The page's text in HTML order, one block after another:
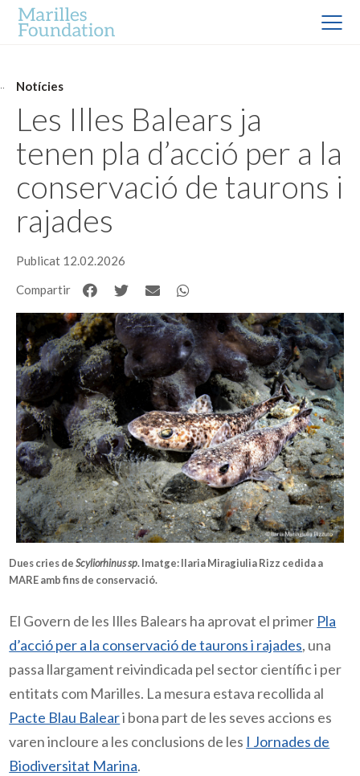
Notícies
Les Illes Balears ja
tenen pla d’acció per a la
conservació de taurons i
rajades
Publicat 12.02.2026
Compartir
Dues cries deScyliorhinus sp.Imatge:Ilaria Miragiulia Rizz cedida a
MARE amb fins de conservació.
El Govern de les Illes Balears ha aprovat el primer Pla
d’acció per a la conservació de taurons i rajades, una
passa llargament reivindicada pel sector científic i per
entitats com Marilles. La mesura estava recollida al
Pacte Blau Baleari bona part de les seves accions es
varen incloure a les conclusions de les I Jornades de
Biodiversitat Marina.